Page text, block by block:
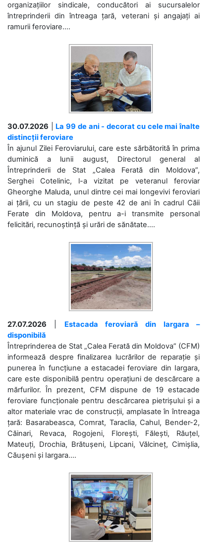
organizațiilor sindicale, conducători ai sucursalelor
întreprinderii din întreaga țară, veterani și angajați ai
ramurii feroviare....
30.07.2026
La 99 de ani - decorat cu cele mai înalte
distincții feroviare
În ajunul Zilei Feroviarului, care este sărbătorită în prima
duminică a lunii august, Directorul general al
Întreprinderii de Stat „Calea Ferată din Moldova”,
Serghei Cotelinic, l-a vizitat pe veteranul feroviar
Gheorghe Maluda, unul dintre cei mai longevivi feroviari
ai țării, cu un stagiu de peste 42 de ani în cadrul Căii
Ferate din Moldova, pentru a-i transmite personal
felicitări, recunoștință și urări de sănătate....
27.07.2026
Estacada feroviară din Iargara –
disponibilă
Întreprinderea de Stat „Calea Ferată din Moldova” (CFM)
informează despre finalizarea lucrărilor de reparație și
punerea în funcțiune a estacadei feroviare din Iargara,
care este disponibilă pentru operațiuni de descărcare a
mărfurilor. În prezent, CFM dispune de 19 estacade
feroviare funcționale pentru descărcarea pietrișului și a
altor materiale vrac de construcții, amplasate în întreaga
țară: Basarabeasca, Comrat, Taraclia, Cahul, Bender-2,
Căinari, Revaca, Rogojeni, Florești, Fălești, Răuțel,
Mateuți, Drochia, Brătușeni, Lipcani, Vălcineț, Cimișlia,
Căușeni și Iargara....